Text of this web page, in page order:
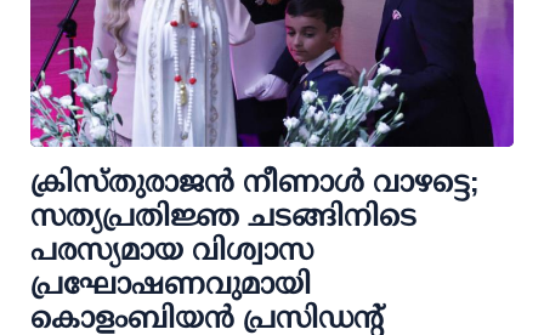
ക്രിസ്തുരാജൻ നീണാൾ വാഴട്ടെ;
സത്യപ്രതിജ്ഞ ചടങ്ങിനിടെ
പരസ്യമായ വിശ്വാസ
പ്രഘോഷണവുമായി
കൊളംബിയൻ പ്രസിഡന്റ്